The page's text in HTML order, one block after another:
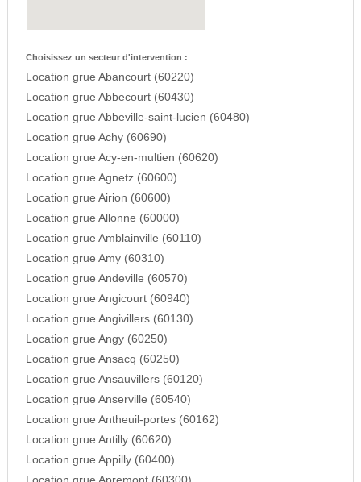
Choisissez un secteur d'intervention :
Location grue Abancourt (60220)
Location grue Abbecourt (60430)
Location grue Abbeville-saint-lucien (60480)
Location grue Achy (60690)
Location grue Acy-en-multien (60620)
Location grue Agnetz (60600)
Location grue Airion (60600)
Location grue Allonne (60000)
Location grue Amblainville (60110)
Location grue Amy (60310)
Location grue Andeville (60570)
Location grue Angicourt (60940)
Location grue Angivillers (60130)
Location grue Angy (60250)
Location grue Ansacq (60250)
Location grue Ansauvillers (60120)
Location grue Anserville (60540)
Location grue Antheuil-portes (60162)
Location grue Antilly (60620)
Location grue Appilly (60400)